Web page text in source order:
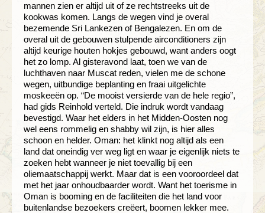
mannen zien er altijd uit of ze rechtstreeks uit de
kookwas komen. Langs de wegen vind je overal
bezemende Sri Lankezen of Bengalezen. En om de
overal uit de gebouwen stulpende airconditioners zijn
altijd keurige houten hokjes gebouwd, want anders oogt
het zo lomp. Al gisteravond laat, toen we van de
luchthaven naar Muscat reden, vielen me de schone
wegen, uitbundige beplanting en fraai uitgelichte
moskeeën op. “De mooist versierde van de hele regio”,
had gids Reinhold verteld. Die indruk wordt vandaag
bevestigd. Waar het elders in het Midden-Oosten nog
wel eens rommelig en shabby wil zijn, is hier alles
schoon en helder. Oman: het klinkt nog altijd als een
land dat oneindig ver weg ligt en waar je eigenlijk niets te
zoeken hebt wanneer je niet toevallig bij een
oliemaatschappij werkt. Maar dat is een vooroordeel dat
met het jaar onhoudbaarder wordt. Want het toerisme in
Oman is booming en de faciliteiten die het land voor
buitenlandse bezoekers creëert, boomen lekker mee.